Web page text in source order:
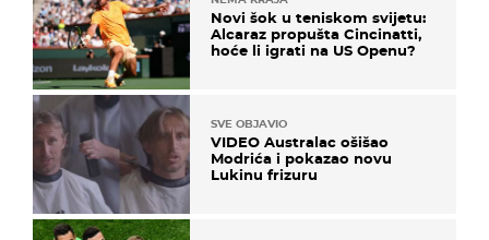
Novi šok u teniskom svijetu:
Alcaraz propušta Cincinatti,
hoće li igrati na US Openu?
SVE OBJAVIO
VIDEO Australac ošišao
Modrića i pokazao novu
Lukinu frizuru